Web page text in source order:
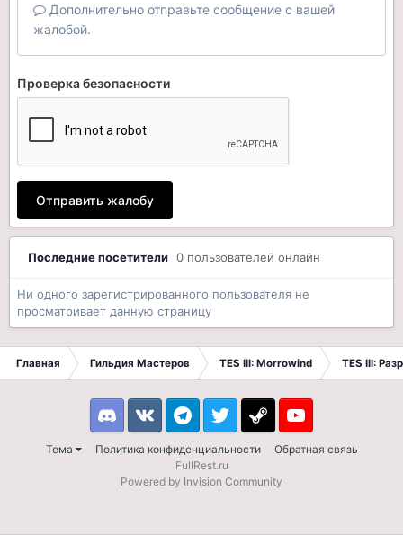
Дополнительно отправьте сообщение с вашей
жалобой.
Проверка безопасности
Отправить жалобу
Последние посетители 0 пользователей онлайн
Ни одного зарегистрированного пользователя не
просматривает данную страницу
Главная Гильдия Мастеров TES III: Morrowind TES III:
Тема Политика конфиденциальности Обратная связь
DiscordVK TelegramTwitter Steam Youtube
FullRest.ru
Powered by Invision Community